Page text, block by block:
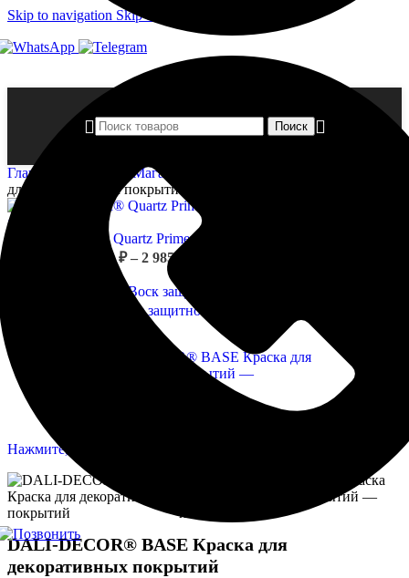
Skip to navigation Skip to main content
Поиск
Главная страница Магазин
для декоративных покрытий
DALI-DECOR® Quartz Primer Грунтовка адгезионная
946,00₽ – 2 985,00
2
985,00 ₽
DALI-DECOR® Воск защитно-декоративный
Нажмите, чтобы увеличить
DALI-DECOR® BASE Краска для
декоративных покрытий